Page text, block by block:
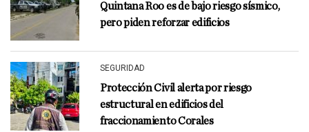
Quintana Roo es de bajo riesgo sísmico,
pero piden reforzar edificios
SEGURIDAD
Protección Civil alerta por riesgo
estructural en edificios del
fraccionamiento Corales